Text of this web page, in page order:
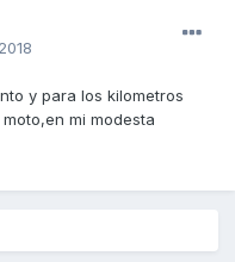
y para los kilometros
mi modesta